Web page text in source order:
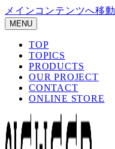
メインコンテンツへ移動
MENU
TOP
TOPICS
PRODUCTS
OUR PROJECT
CONTACT
ONLINE STORE